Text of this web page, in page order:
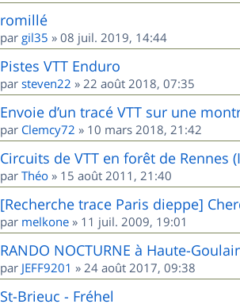
romillé
par gil35 » 08 juil. 2019, 14:44
Pistes VTT Enduro
par steven22 » 22 août 2018, 07:35
Envoie d’un tracé VTT sur une
par Clemcy72 » 10 mars 2018, 21:42
Circuits de VTT en forêt de Rennes
par Théo » 15 août 2011, 21:40
[Recherche trace Paris dieppe]
par melkone » 11 juil. 2009, 19:01
RANDO NOCTURNE à Haute-
par JEFF9201 » 24 août 2017, 09:38
St-Brieuc - Fréhel